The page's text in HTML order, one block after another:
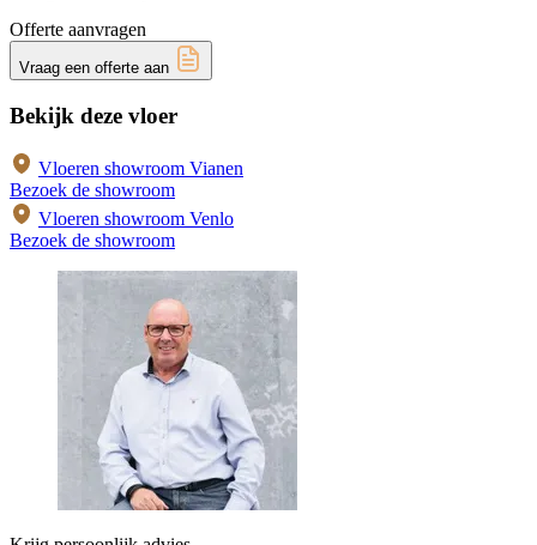
Offerte aanvragen
Vraag een offerte aan
Bekijk deze vloer
Vloeren showroom Vianen
Bezoek de showroom
Vloeren showroom Venlo
Bezoek de showroom